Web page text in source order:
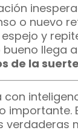
o nuevo
y
llega
de la
con
importante.
verdaderas